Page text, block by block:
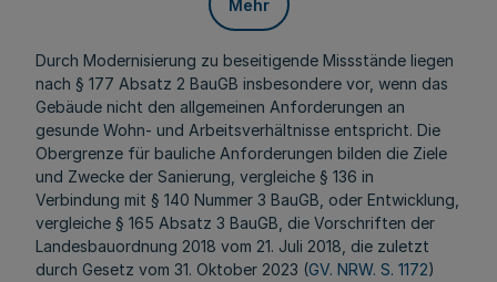
Mehr
Durch Modernisierung zu beseitigende Missstände liegen
nach § 177 Absatz 2 BauGB insbesondere vor, wenn das
Gebäude nicht den allgemeinen Anforderungen an
gesunde Wohn- und Arbeitsverhältnisse entspricht. Die
Obergrenze für bauliche Anforderungen bilden die Ziele
und Zwecke der Sanierung, vergleiche § 136 in
Verbindung mit § 140 Nummer 3 BauGB, oder Entwicklung,
vergleiche § 165 Absatz 3 BauGB, die Vorschriften der
Landesbauordnung 2018 vom 21. Juli 2018, die zuletzt
durch Gesetz vom 31. Oktober 2023 (GV. NRW. S. 1172)